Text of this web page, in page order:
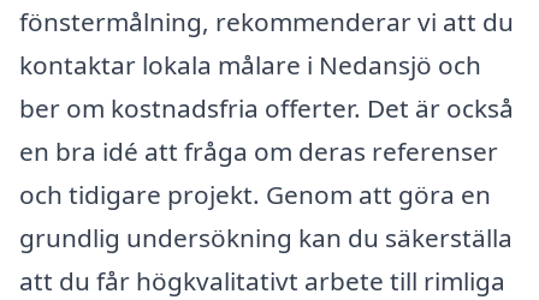
fönstermålning, rekommenderar vi att du
kontaktar lokala målare i Nedansjö och
ber om kostnadsfria offerter. Det är också
en bra idé att fråga om deras referenser
och tidigare projekt. Genom att göra en
grundlig undersökning kan du säkerställa
att du får högkvalitativt arbete till rimliga